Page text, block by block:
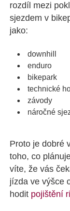
rozdíl mezi
sjezdem v
jako:
downhill
enduro
bikepark
technické
závody
náročné
Proto je dobré
toho, co
víte, že vás
jízda ve výšce
hodit pojištění